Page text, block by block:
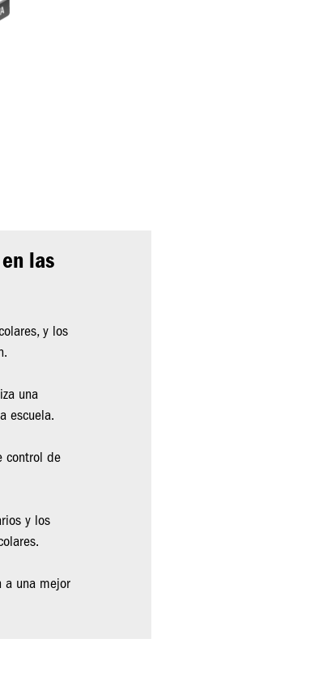
las
y los
una
escuela.
control de
y los
a una mejor